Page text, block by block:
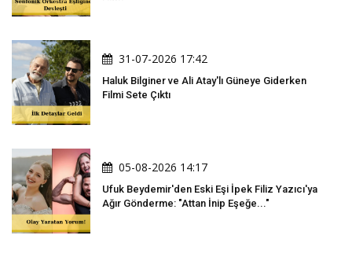
31-07-2026 17:42
Haluk Bilginer ve Ali Atay'lı Güneye Giderken
Filmi Sete Çıktı
05-08-2026 14:17
Ufuk Beydemir'den Eski Eşi İpek Filiz Yazıcı'ya
Ağır Gönderme: "Attan İnip Eşeğe..."